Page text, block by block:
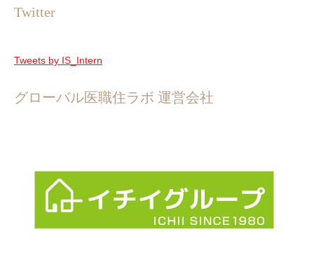
Twitter
Tweets by IS_Intern
グローバル医職住ラボ 運営会社